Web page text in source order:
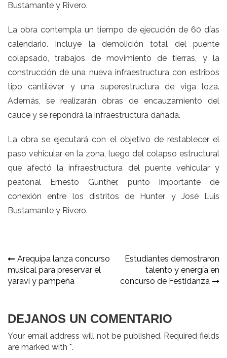
Bustamante y Rivero.
La obra contempla un tiempo de ejecución de 60 días
calendario. Incluye la demolición total del puente
colapsado, trabajos de movimiento de tierras, y la
construcción de una nueva infraestructura con estribos
tipo cantiléver y una superestructura de viga loza.
Además, se realizarán obras de encauzamiento del
cauce y se repondrá la infraestructura dañada.
La obra se ejecutará con el objetivo de restablecer el
paso vehicular en la zona, luego del colapso estructural
que afectó la infraestructura del puente vehicular y
peatonal Ernesto Gunther, punto importante de
conexión entre los distritos de Hunter y José Luis
Bustamante y Rivero.
Navegación
de
Arequipa lanza concurso
musical para preservar el
yaraví y pampeña
Estudiantes demostraron
talento y energía en
concurso de Festidanza
DEJANOS UN COMENTARIO
Your email address will not be published. Required fields
are marked with *.